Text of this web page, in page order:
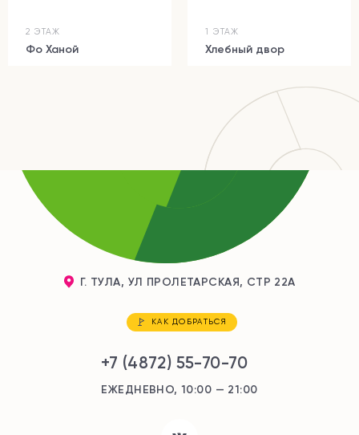
2 ЭТАЖ
Фо Ханой
1 ЭТАЖ
Хлебный двор
Г. ТУЛА, УЛ ПРОЛЕТАРСКАЯ, СТР 22А
КАК ДОБРАТЬСЯ
+7 (4872) 55-70-70
ЕЖЕДНЕВНО, 10:00 — 21:00